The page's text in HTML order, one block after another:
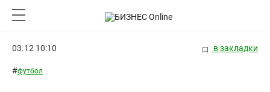
03.12 10:10 в закладки
#футбол